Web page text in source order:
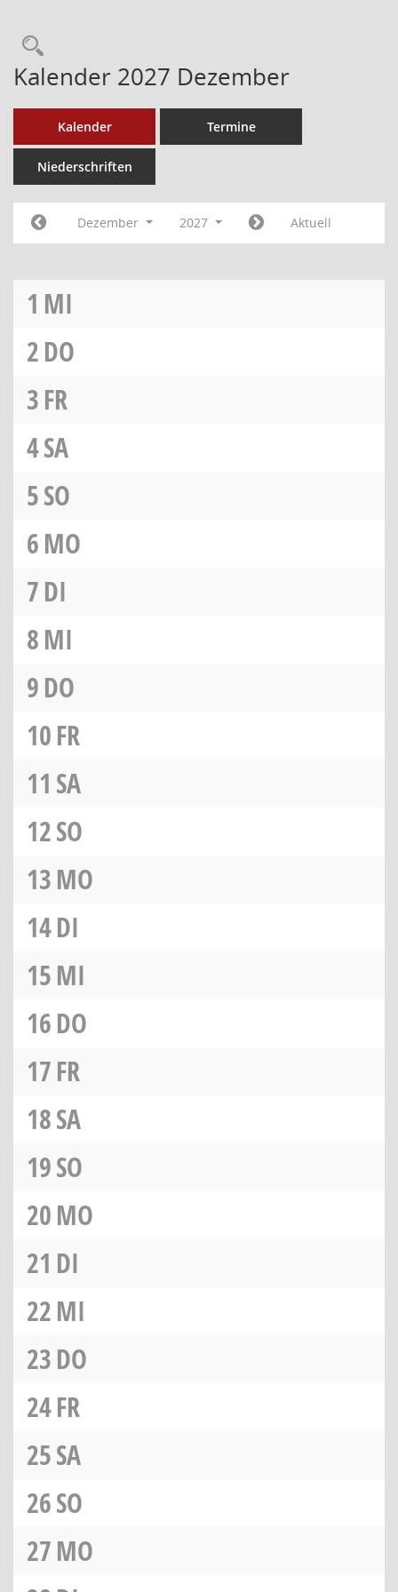
Kalender 2027 Dezember
Kalender Termine
Niederschriften
Dezember 2027 Aktuell
1 MI
2DO
3FR
4SA
5SO
6MO
7DI
8MI
9DO
10FR
11 SA
12SO
13MO
14DI
15MI
16DO
17FR
18SA
19SO
20MO
21 DI
22MI
23DO
24FR
25SA
26SO
27MO